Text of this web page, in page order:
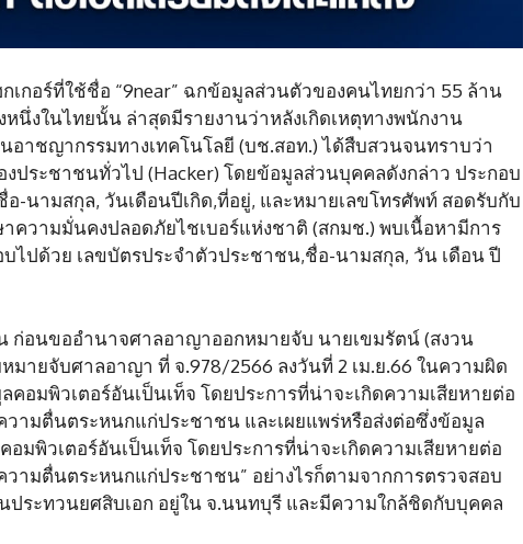
เกอร์ที่ใช้ชื่อ “9near” ฉกข้อมูลส่วนตัวของคนไทยกว่า 55 ล้าน
นึ่งในไทยนั้น ล่าสุดมีรายงานว่าหลังเกิดเหตุทางพนักงาน
าชญากรรมทางเทคโนโลยี (บช.สอท.) ได้สืบสวนจนทราบว่า
ประชาชนทั่วไป (Hacker) โดยข้อมูลส่วนบุคคลดังกล่าว ประกอบ
-นามสกุล, วันเดือนปีเกิด,ที่อยู่, และหมายเลขโทรศัพท์ สอดรับกับ
ความมั่นคงปลอดภัยไชเบอร์แห่งชาติ (สกมช.) พบเนื้อหามีการ
ปด้วย เลขบัตรประจำตัวประชาชน,ชื่อ-นามสกุล, วัน เดือน ปี
ก่อนขออำนาจศาลอาญาออกหมายจับ นายเขมรัตน์ (สงวน
ายจับศาลอาญา ที่ จ.978/2566 ลงวันที่ 2 เม.ย.66 ในความผิด
อมพิวเตอร์อันเป็นเท็จ โดยประการที่น่าจะเกิดความเสียหายต่อ
วามตื่นตระหนกแก่ประชาชน และเผยแพร่หรือส่งต่อซึ่งข้อมูล
มพิวเตอร์อันเป็นเท็จ โดยประการที่น่าจะเกิดความเสียหายต่อ
วามตื่นตระหนกแก่ประชาชน” อย่างไรก็ตามจากการตรวจสอบ
ระทวนยศสิบเอก อยู่ใน จ.นนทบุรี และมีความใกล้ชิดกับบุคคล